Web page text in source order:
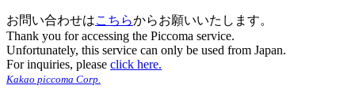
お問い合わせはこちらからお願いいたします。
Thank you for accessing the Piccoma service.
Unfortunately, this service can only be used from Japan.
For inquiries, please click here.
Kakao piccoma Corp.